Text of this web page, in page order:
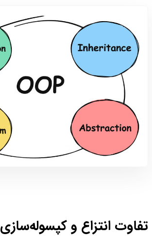
تفاوت انتزاع و کپسوله‌سازی